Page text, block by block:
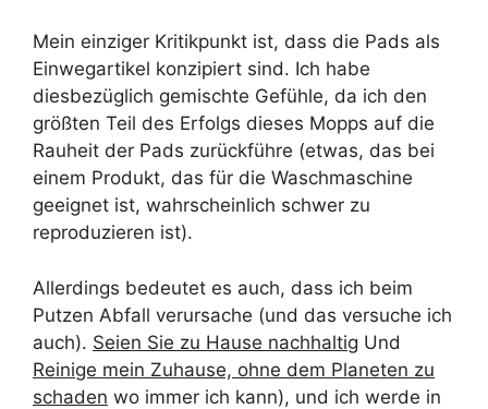
Mein einziger Kritikpunkt ist, dass die Pads als
Einwegartikel konzipiert sind. Ich habe
diesbezüglich gemischte Gefühle, da ich den
größten Teil des Erfolgs dieses Mopps auf die
Rauheit der Pads zurückführe (etwas, das bei
einem Produkt, das für die Waschmaschine
geeignet ist, wahrscheinlich schwer zu
reproduzieren ist).
Allerdings bedeutet es auch, dass ich beim
Putzen Abfall verursache (und das versuche ich
auch). Seien Sie zu Hause nachhaltig Und
Reinige mein Zuhause, ohne dem Planeten zu
schaden wo immer ich kann), und ich werde in